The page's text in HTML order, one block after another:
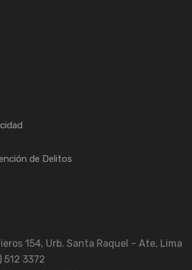
de Delitos
154, Urb. Santa Raquel – Ate, Lima
512 3372